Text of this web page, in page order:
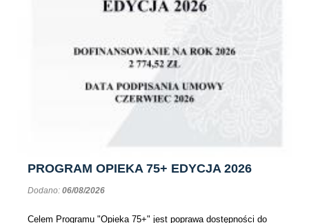
PROGRAM OPIEKA 75+ EDYCJA 2026
Dodano: 06/08/2026
Celem Programu "Opieka 75+" jest poprawa dostępności do